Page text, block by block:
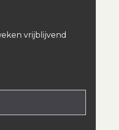
vrijblijvend